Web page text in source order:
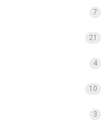
7
21
4
10
3